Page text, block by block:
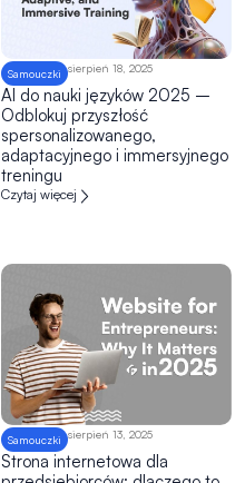
Samouczki sierpień 18, 2025
AI do nauki języków 2025 –
Odblokuj przyszłość
spersonalizowanego,
adaptacyjnego i immersyjnego
treningu
Czytaj więcej
Samouczki sierpień 13, 2025
Strona internetowa dla